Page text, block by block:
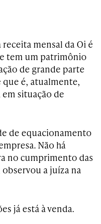
mensal da Oi é
tem um patrimônio
de grande parte
que é, atualmente,
situação de
de equacionamento
Não há
no cumprimento das
a juíza na
já está à venda.